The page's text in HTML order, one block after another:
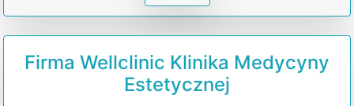
Firma Wellclinic Klinika Medycyny
Estetycznej